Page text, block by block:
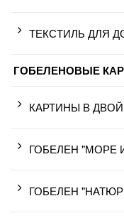
ТЕКСТИЛЬ ДЛЯ
ГОБЕЛЕНОВЫЕ
КАРТИНЫ В
ГОБЕЛЕН "МОРЕ
ГОБЕЛЕН